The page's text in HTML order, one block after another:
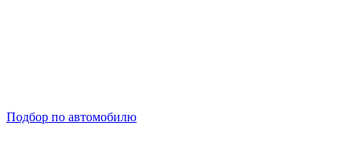
Подбор по автомобилю